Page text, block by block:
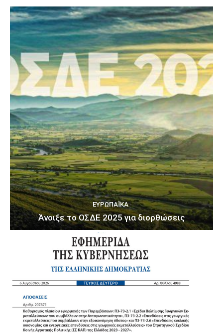
ΕΥΡΩΠΑΪΚΆ
Άνοιξε το ΟΣΔΕ 2025 για διορθώσεις